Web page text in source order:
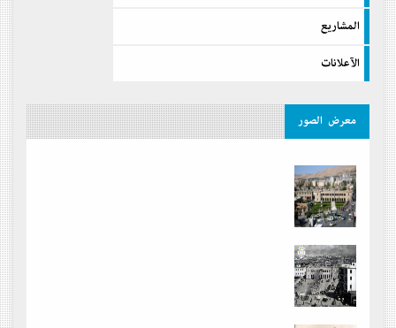
المشاريع
الآعلانات
معرض الصور